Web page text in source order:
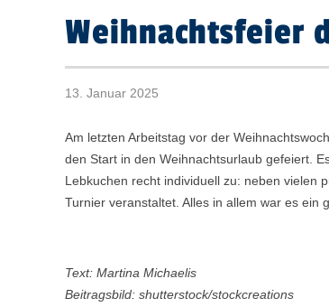
Weihnachtsfeier
13. Januar 2025
Am letzten Arbeitstag vor der
den Start in den Weihnachtsurlaub gefeiert.
Lebkuchen recht individuell zu: neben vielen
Turnier veranstaltet. Alles in allem war es ein
Text: Martina Michaelis
Beitragsbild: shutterstock/stockcreations